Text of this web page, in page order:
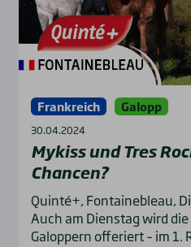
Frankreich Galopp
30.04.2024
Mykiss und Tres
Chan­cen?
Quinté+, Fontainebleau,
Auch am Dienstag wird
Galoppern offeriert – im 1.